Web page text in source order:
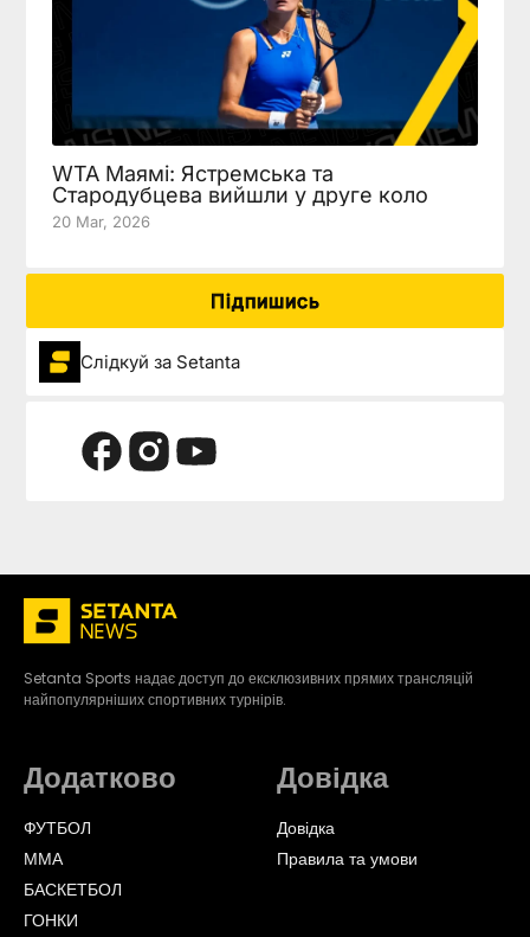
WTA Маямі: Ястремська та
Стародубцева вийшли у друге коло
20 Mar, 2026
Підпишись
Слідкуй за Setanta
Setanta Sports надає доступ до ексклюзивних прямих трансляцій
найпопулярніших спортивних турнірів.
Додатково
ФУТБОЛ
ММА
БАСКЕТБОЛ
ГОНКИ
Довідка
Довідка
Правила та умови